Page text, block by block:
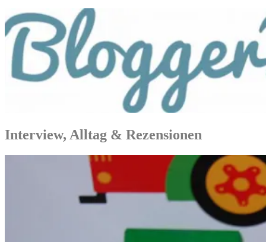
Interview, Alltag & Rezensionen